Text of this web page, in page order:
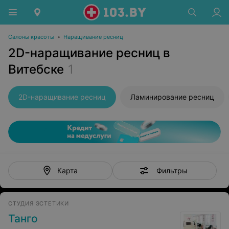
Салоны красоты • Наращивание ресниц
2D-наращивание ресниц в
Витебске 1
2D-наращивание ресниц Ламинирование ресниц
Карта Фильтры
СТУДИЯ ЭСТЕТИКИ
Танго